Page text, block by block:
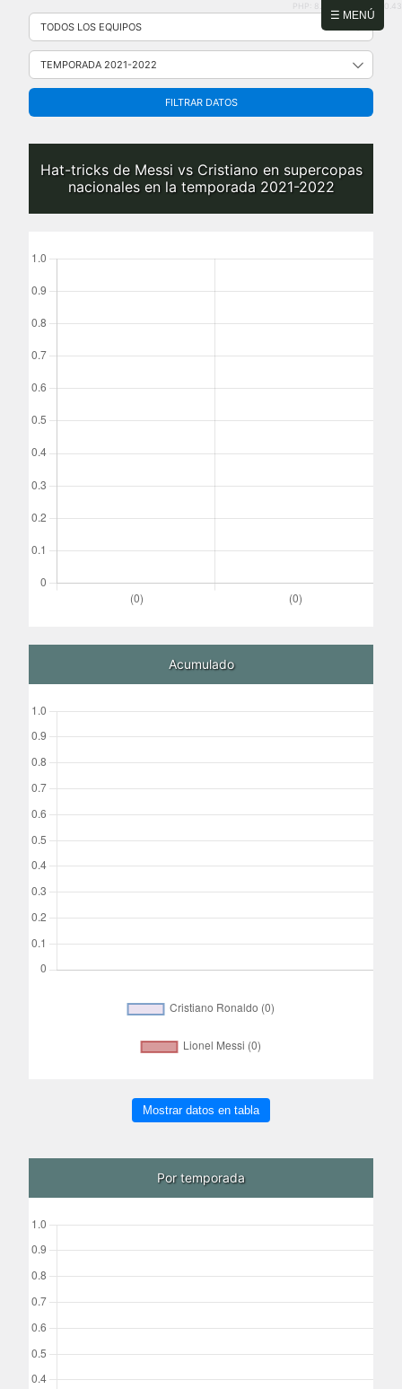
☰ MENÚ
Saltar
contenido
PHP: 8.2.31 | MySQL: 8.0.43
FILTRAR DATOS
Hat-tricks de Messi vs Cristiano en supercopas
nacionales en la temporada 2021-2022
Acumulado
Mostrar datos en tabla
Por temporada